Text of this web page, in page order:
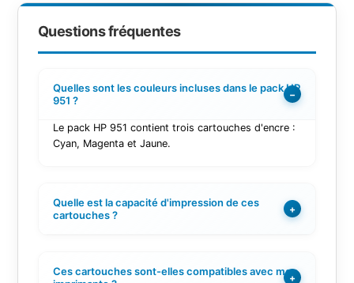
Questions fréquentes
Quelles sont les couleurs incluses dans le pack HP
951 ?
−
Le pack HP 951 contient trois cartouches d'encre :
Cyan, Magenta et Jaune.
Quelle est la capacité d'impression de ces
cartouches ?
+
Ces cartouches sont-elles compatibles avec mon
+